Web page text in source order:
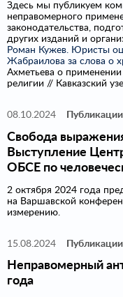
Здесь мы публикуем
неправомерного
законодательства,
других изданий и
Роман Кужев. Юристы
Жабраилова за слова о
Ахметьева о
религии // Кавказский
08.10.2024 Публикации
Свобода
Выступление
ОБСЕ по
2 октября 2024 года
на Варшавской
измерению.
15.08.2024 Публикации
Неправомерный
года